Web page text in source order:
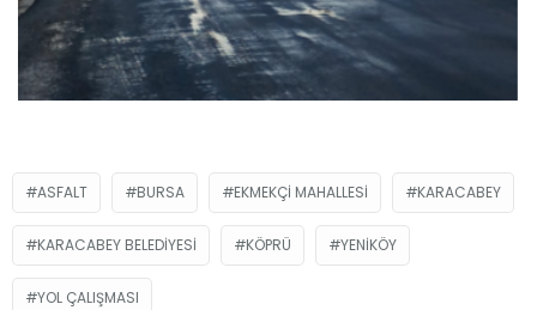
ASFALT BURSA EKMEKÇI MAHALLESI KARACABEY
KARACABEY BELEDIYESI KÖPRÜ YENIKÖY
YOL ÇALIŞMASI